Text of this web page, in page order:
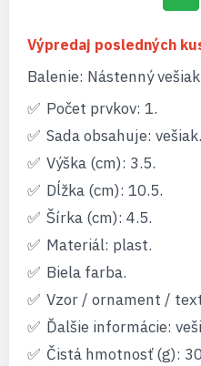
Výpredaj posledných
Balenie: Nástenný
Počet prvkov: 1.
Sada obsahuje: vešiak.
Výška (cm): 3.5.
Dĺžka (cm): 10.5.
Šírka (cm): 4.5.
Materiál: plast.
Biela farba.
Vzor / ornament /
Ďalšie informácie:
Čistá hmotnosť (g):